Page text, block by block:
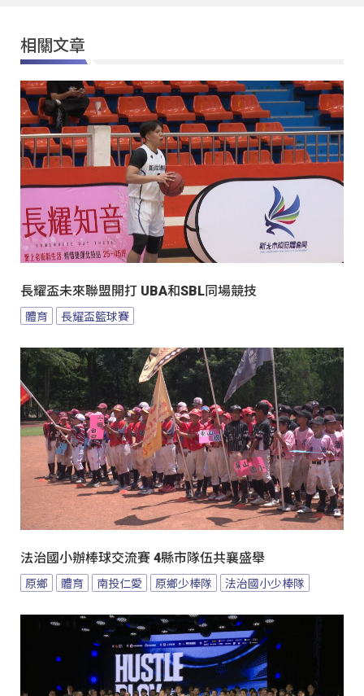
相關文章
長耀盃未來聯盟開打 UBA和SBL同場競技
體育 長耀盃籃球賽
法治國小辦棒球交流賽 4縣市隊伍共襄盛舉
原鄉 體育 南投仁愛 原鄉少棒隊 法治國小少棒隊